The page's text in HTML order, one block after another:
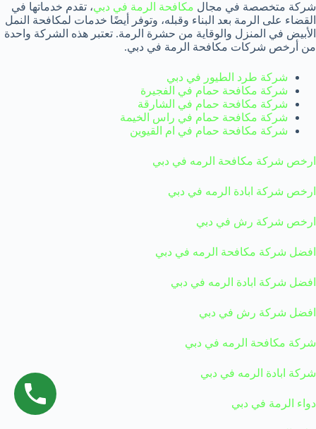
شركة متخصصة في مجال مكافحة الرمة في دبي، تقدم خدماتها في
القضاء على الرمة بعد البناء وقبله، وتوفر أيضًا خدمات لمكافحة النمل
الأبيض في المنزل والوقاية من حشرة الرمة. تعتبر هذه الشركة واحدة
من أرخص شركات مكافحة الرمة في دبي.
شركة طرد الطيور في دبي
شركة مكافحة حمام في الفجيرة
شركة مكافحة حمام في الشارقة
شركة مكافحة حمام في راس الخيمة
شركة مكافحة حمام في ام القيوين
ارخص شركة مكافحة الرمه في دبي
ارخص شركة ابادة الرمه في دبي
ارخص شركة رش في دبي
افضل شركة مكافحة الرمه في دبي
افضل شركة ابادة الرمه في دبي
افضل شركة رش في دبي
شركة مكافحة الرمه في دبي
شركة ابادة الرمه في دبي
دواء الرمة في دبي